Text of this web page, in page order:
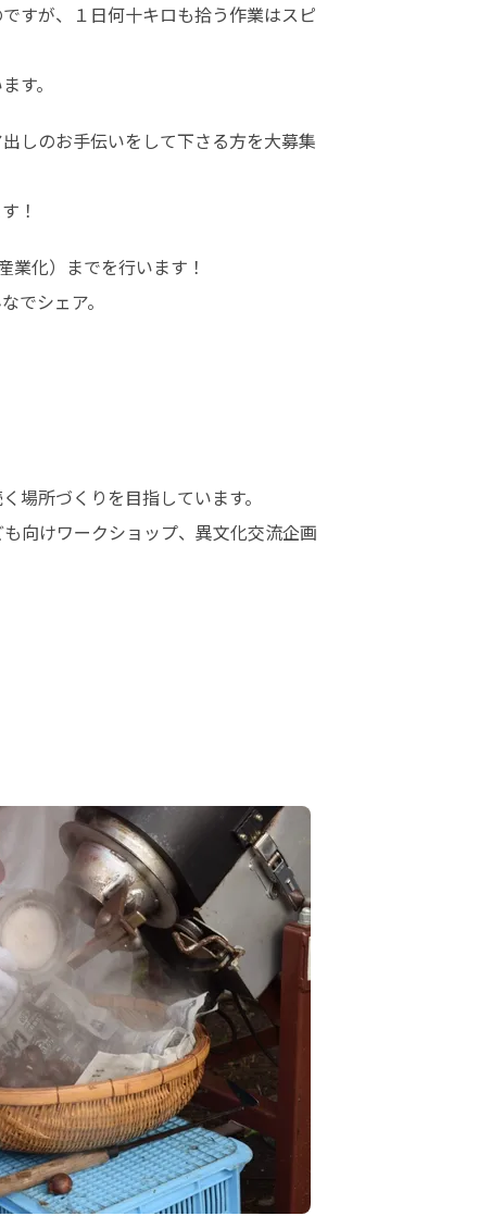
すが、１日何十キロも拾う作業はスピ
す。
しのお手伝いをして下さる方を大募集
！
化）までを行います！
でシェア。
場所づくりを目指しています。
向けワークショップ、異文化交流企画